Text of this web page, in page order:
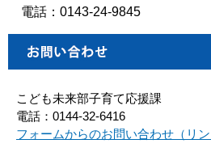
電話：0143-24-9845
こども未来部子育て応援課
電話：0144-32-6416
フォームからのお問い合わせ（リン